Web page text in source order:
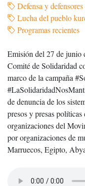
Defensa y
Lucha del pueblo
Programas recientes
Emisión del 27 de junio
Comité de Solidaridad
marco de la campaña
de denuncia de los
presos y presas
organizaciones del
por organizaciones de
Marruecos, Egipto,